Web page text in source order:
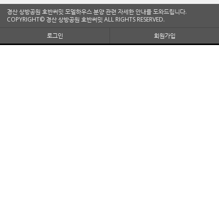
경산 상방공원 호반써밋 모델하우스 분양 관련 자세한 안내를 도와드립니다.
COPYRIGHT© 경산 상방공원 호반써밋 ALL RIGHTS RESERVED.
로그인
회원가입